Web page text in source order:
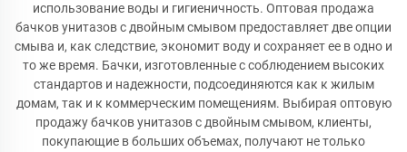
использование воды и гигиеничность. Оптовая продажа
бачков унитазов с двойным смывом предоставляет две опции
смыва и, как следствие, экономит воду и сохраняет ее в одно и
то же время. Бачки, изготовленные с соблюдением высоких
стандартов и надежности, подсоединяются как к жилым
домам, так и к коммерческим помещениям. Выбирая оптовую
продажу бачков унитазов с двойным смывом, клиенты,
покупающие в больших объемах, получают не только